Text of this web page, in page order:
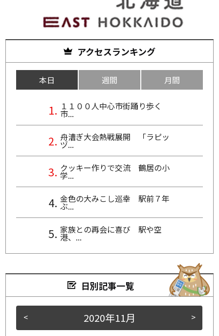
アクセスランキング
本日 週間 月間
１１００人中心市街踊り歩く
市...
舟漕ぎ大会熱戦展開 「ラピッ
ヅ...
クッキー作りで交流 鶴居の小
学...
金色の大みこし巡幸 駅前７年
ぶ...
家族との再会に喜び 駅や空
港、...
日別記事一覧
< >
2020年11月